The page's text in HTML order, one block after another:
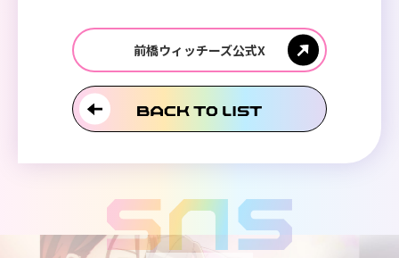
前橋ウィッチーズ公式X